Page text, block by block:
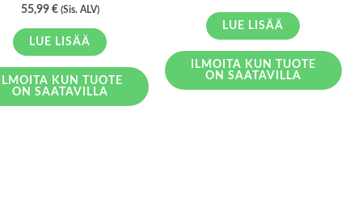
Arvostelu
tuotteesta:
5.00
/ 5
55,99 € (Sis. ALV)
LUE LISÄÄ
ILMOITA KUN TUOTE
ON SAATAVILLA
LUE LISÄÄ
ILMOITA KUN TUOTE
ON SAATAVILLA